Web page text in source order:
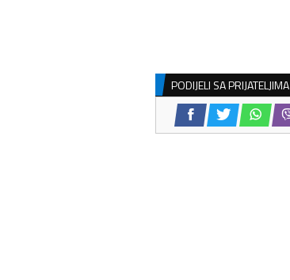
PODIJELI SA PRIJATELJIMA